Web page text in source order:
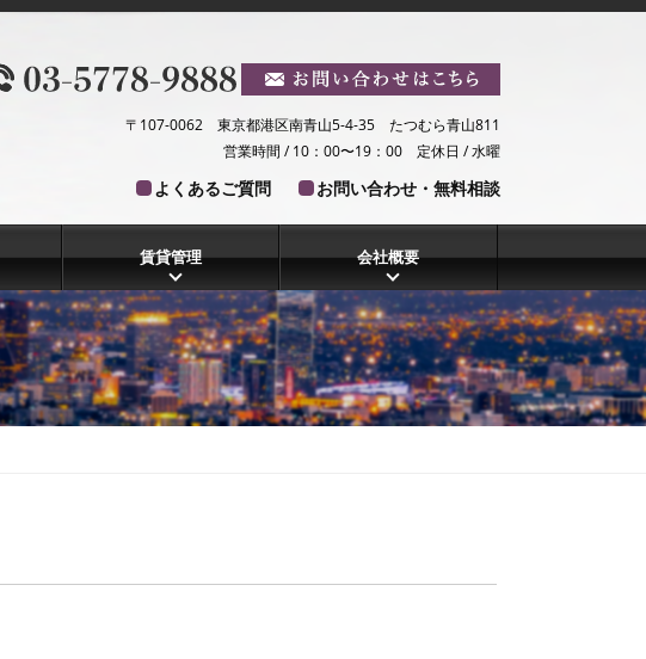
〒107-0062 東京都港区南青山5-4-35 たつむら青山811
営業時間 / 10：00〜19：00 定休日 / 水曜
よくあるご質問 お問い合わせ・無料相談
賃貸管理 会社概要